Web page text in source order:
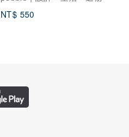
NT$ 550